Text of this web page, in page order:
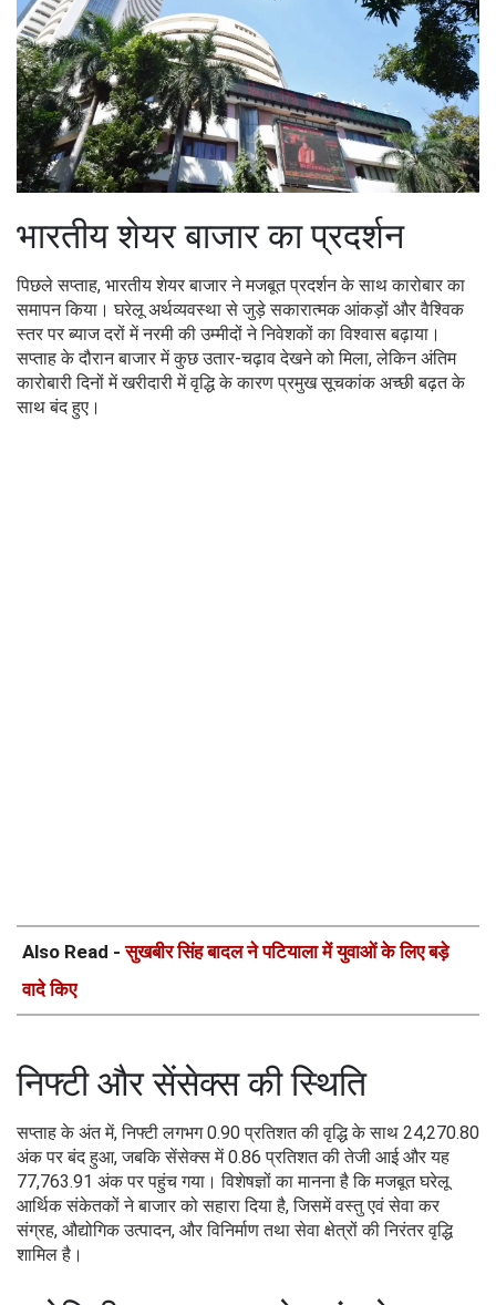
भारतीय शेयर बाजार का प्रदर्शन
पिछले सप्ताह, भारतीय शेयर बाजार ने मजबूत प्रदर्शन के साथ कारोबार का
समापन किया। घरेलू अर्थव्यवस्था से जुड़े सकारात्मक आंकड़ों और वैश्विक
स्तर पर ब्याज दरों में नरमी की उम्मीदों ने निवेशकों का विश्वास बढ़ाया।
सप्ताह के दौरान बाजार में कुछ उतार-चढ़ाव देखने को मिला, लेकिन अंतिम
कारोबारी दिनों में खरीदारी में वृद्धि के कारण प्रमुख सूचकांक अच्छी बढ़त के
साथ बंद हुए।
Also Read -सुखबीर सिंह बादल ने पटियाला में युवाओं के लिए बड़े
वादे किए
निफ्टी और सेंसेक्स की स्थिति
सप्ताह के अंत में, निफ्टी लगभग 0.90 प्रतिशत की वृद्धि के साथ 24,270.80
अंक पर बंद हुआ, जबकि सेंसेक्स में 0.86 प्रतिशत की तेजी आई और यह
77,763.91 अंक पर पहुंच गया। विशेषज्ञों का मानना है कि मजबूत घरेलू
आर्थिक संकेतकों ने बाजार को सहारा दिया है, जिसमें वस्तु एवं सेवा कर
संग्रह, औद्योगिक उत्पादन, और विनिर्माण तथा सेवा क्षेत्रों की निरंतर वृद्धि
शामिल है।